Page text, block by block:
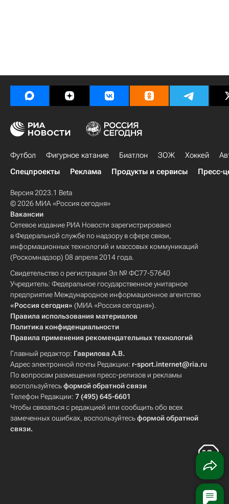
Футбол Фигурное катание Биатлон ЗОЖ Хоккей
Спецпроекты
Реклама Продукты и сервисы Пресс-
Версия 2023.1 Beta
© 2026 МИА «Россия сегодня»
Вакансии
Сетевое издание РИА Новости зарегистрировано
в Федеральной службе по надзору в сфере связи,
информационных технологий и массовых коммуникаций
(Роскомнадзор) 08 апреля 2014 года.
Свидетельство о регистрации Эл № ФС77-57640
Учредитель: Федеральное государственное унитарное
предприятие Международное информационное агентство
«Россия сегодня» (МИА «Россия сегодня»).
Правила использования материалов
Политика конфиденциальности
Правила применения рекомендательных технологий
Главный редактор: Гаврилова А.В.
Адрес электронной почты Редакции: r-sport.internet@ria.ru
По вопросам размещения пресс-релизов и рекламы
воспользуйтесьформой обратной связи
Телефон Редакции: 7 (495) 645-6601
Чтобы связаться с редакцией или сообщить обо всех
замеченных ошибках, воспользуйтесьформой обратной
связи.